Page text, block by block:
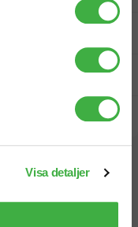
Visa detaljer